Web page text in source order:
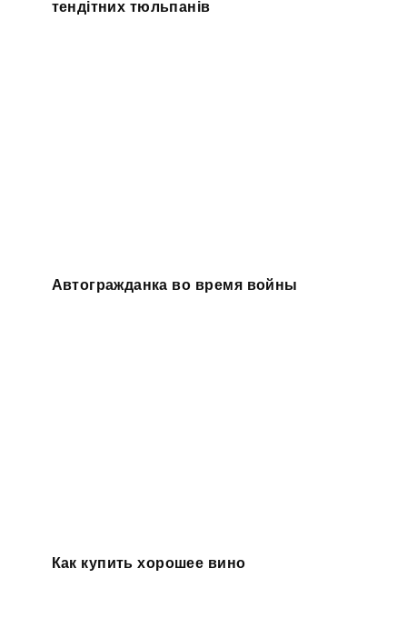
тендітних тюльпанів
Автогражданка во время войны
Как купить хорошее вино